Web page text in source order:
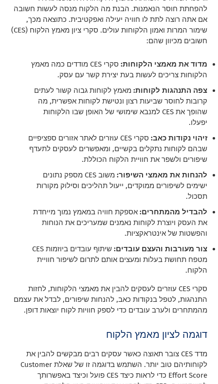
להפחתת חוסר הנאמנות. הבנת מה הלקוח מנסה לעשות חשובה
אם אתה רוצה לתת לו חוויה יעילה ואפקטיבית. כתוצאה מכך,
שימור המרות ואמון הלקוחות עולים. סקרי ציון מאמץ הלקוח (CES)
חשובים מכיוון שהם:
מדוד את מאמצי הלקוחות:
סקרי CES מודדים כמה מאמץ
הלקוחות צריכים לעשות בעת יצירת קשר עם עסק.
צפה התנהגות לקוחות: מאמץ לקוחות גבוה קשור לעתים
קרובות לחוסר שביעות רצון ונטישת לקוחות אפשרית, מה
שהופך את CES למנבא שימושי של האופן שבו הלקוחות
יפעלו.
זיהוי נקודות כאב:
סקרי CES עוזרים לאתר אזורים ספציפיים
שבהם לקוחות נתקלים בקשיים, ומאפשרים לעסקים לתעדף
שיפורים ולשפר את חוויית הלקוח הכוללת.
להנחות את מאמצי השיפור:
משוב CES מספק נתונים
ישימים לשיפורים ממוקדים, ייעול תהליכים וסילוק מקורות
תסכול.
להבדיל מהמתחרים: אספקת חוויה במאמץ נמוך מייחדת
את העסק ויוצרת לקוחות נאמנים שמעריכים את הנוחות
והפשטות של אינטראקציות.
צור מעורבות והעצם עובדים:
שיתוף עובדים ביוזמות CES
מטפח תחושת בעלות ומעצים אותם לתרום לשיפור חוויית
הלקוח.
סקרי CES עוזרים לעסקים להבין את מאמצי הלקוחות, לחזות
התנהגות, לטפל בנקודות כאב, להנחות שיפורים, לבדל את עצמם
מהמתחרים ולערב עובדים כדי לספק חוויות לקוח יוצאות דופן.
דוגמה לציון מאמץ הלקוח
מדד CES צובר תאוצה כאשר עסקים רבים מבקשים להבין את
לקוחותיהם טוב יותר. השתמש בדוגמה זו של שאלת Customer
Effort Score כדי לראות כיצד CES פועל וכיצד באפשרותך